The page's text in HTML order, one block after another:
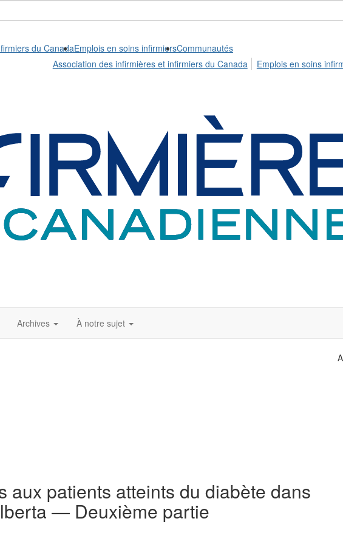
du CanadaEmplois en soins infirmiersCommunautés
Association des infirmières et infirmiers du Canada Emplois en soins
Archives À notre sujet
aux patients atteints du diabète dans
— Deuxième partie